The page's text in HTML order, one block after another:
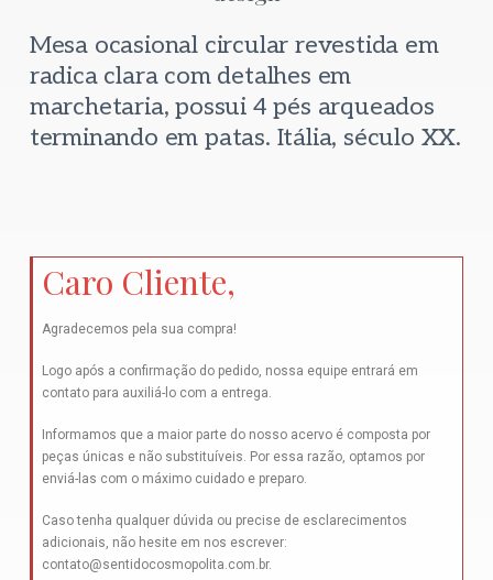
Mesa ocasional circular revestida em
radica clara com detalhes em
marchetaria, possui 4 pés arqueados
terminando em patas. Itália, século XX.
Caro Cliente,
Agradecemos pela sua compra!
Logo após a confirmação do pedido, nossa equipe entrará em
contato para auxiliá-lo com a entrega.
Informamos que a maior parte do nosso acervo é composta por
peças únicas e não substituíveis. Por essa razão, optamos por
enviá-las com o máximo cuidado e preparo.
Caso tenha qualquer dúvida ou precise de esclarecimentos
adicionais, não hesite em nos escrever:
contato@sentidocosmopolita.com.br.